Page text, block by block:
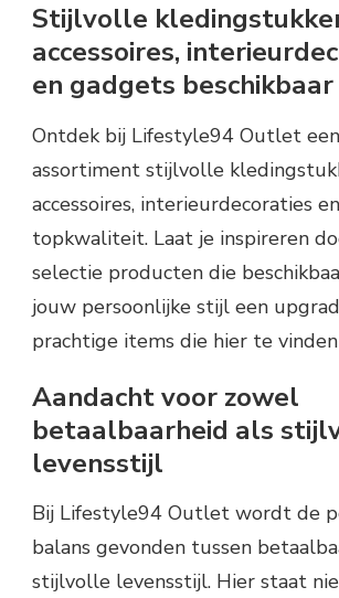
Stijlvolle
accessoires,
en gadgets beschikbaar
Ontdek bij Lifestyle94 Outlet
assortiment stijlvolle
accessoires, interieurdecoraties
topkwaliteit. Laat je inspireren
selectie producten die
jouw persoonlijke stijl een
prachtige items die hier te vinden
Aandacht voor zowel
betaalbaarheid als
levensstijl
Bij Lifestyle94 Outlet wordt de
balans gevonden tussen
stijlvolle levensstijl. Hier staat